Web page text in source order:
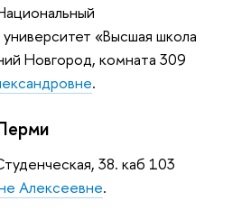
«Высшая школа
Новгород, комната 309
.
38. каб 103
Алексеевне.